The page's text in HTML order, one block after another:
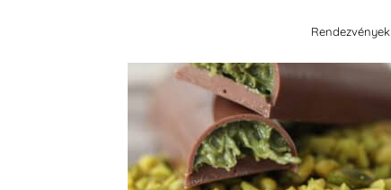
Rendezvények